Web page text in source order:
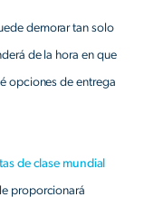
demorar tan solo
de la hora en que
opciones de entrega
de clase mundial
proporcionará